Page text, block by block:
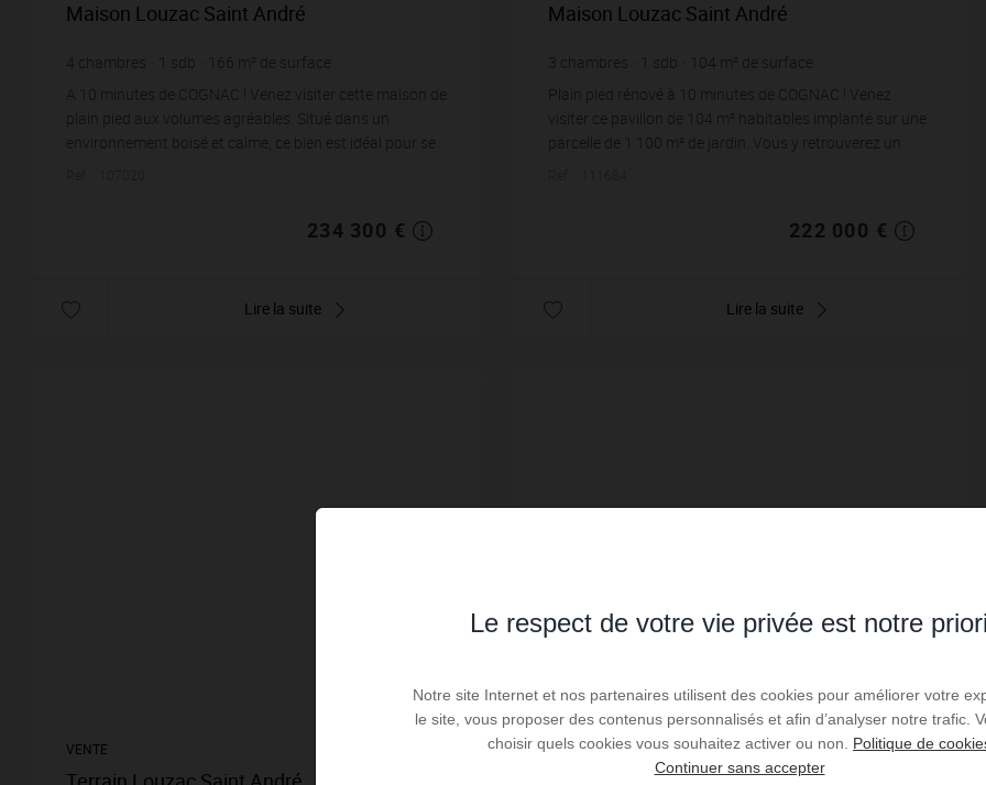
Maison Louzac Saint André
4 chambres sdb 166 m² de surface
4 000 m² de terrain 1 411,45 € prix / m²
A 10 minutes de COGNAC ! Venez visiter cette maison de
plain pied aux volumes agréables. Situé dans un
environnement boisé et calme, ce bien est idéal pour se
234 300 €
Lire la suite
Maison Louzac Saint André
3 chambres sdb 104 m² de surface
1 000 m² de terrain 2 134,62 € prix / m²
Plain pied rénové à 10 minutes de COGNAC ! Venez
visiter ce pavillon de 104 m² habitables implanté sur une
parcelle de 1 100 m² de jardin. Vous y retrouverez un
222 000 €
Lire la suite
VENTE VENTE
Le respect de votre vie privée est notre
Notre site Internet et nos partenaires utilisent des cookies pour améliorer votre
le site, vous proposer des contenus personnalisés et afin d’analyser notre trafic.
choisir quels cookies vous souhaitez activer ou non. Politique de
Continuer sans accepter